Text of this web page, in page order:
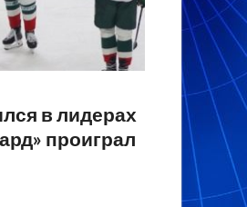
в лидерах
проиграл